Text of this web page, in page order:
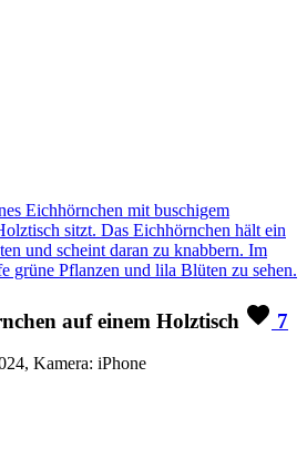
auf einem Holztisch 7
Kamera: iPhone